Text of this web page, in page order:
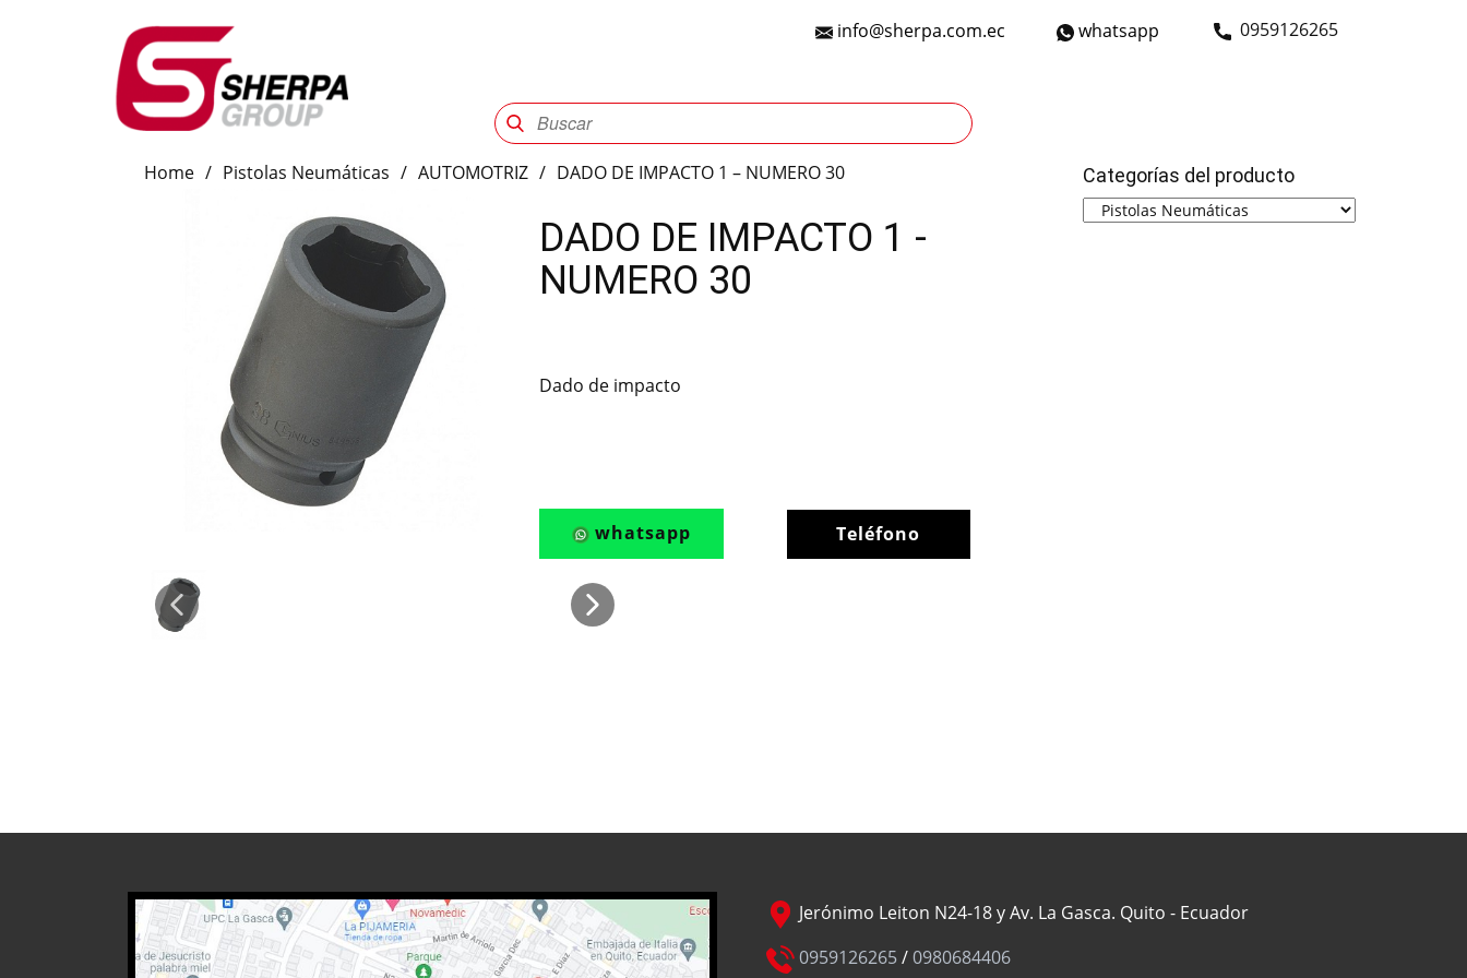
​0959126265
info@sherpa.com.ec
whatsapp
Home / Pistolas Neumáticas / AUTOMOTRIZ / DADO DE IMPACTO 1 – NUMERO 30
DADO DE IMPACTO 1 -
NUMERO 30
Dado de impacto
whatsapp Teléfono
Categorías del producto
Jerónimo Leiton N24-18 y Av. La Gasca. Quito - Ecuador
0959126265/0980684406